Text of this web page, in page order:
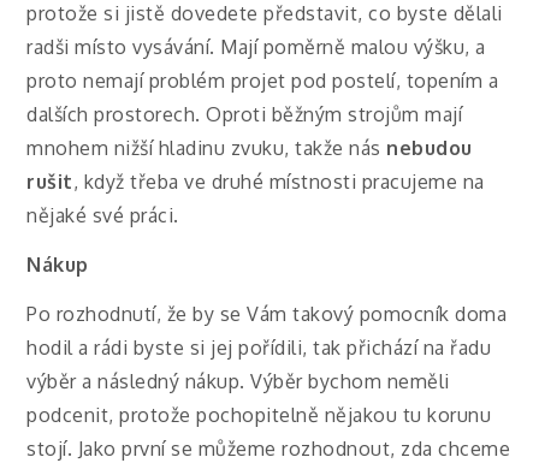
protože si jistě dovedete představit, co byste dělali
radši místo vysávání. Mají poměrně malou výšku, a
proto nemají problém projet pod postelí, topením a
dalších prostorech. Oproti běžným strojům mají
mnohem nižší hladinu zvuku, takže nás nebudou
rušit, když třeba ve druhé místnosti pracujeme na
nějaké své práci.
Nákup
Po rozhodnutí, že by se Vám takový pomocník doma
hodil a rádi byste si jej pořídili, tak přichází na řadu
výběr a následný nákup. Výběr bychom neměli
podcenit, protože pochopitelně nějakou tu korunu
stojí. Jako první se můžeme rozhodnout, zda chceme